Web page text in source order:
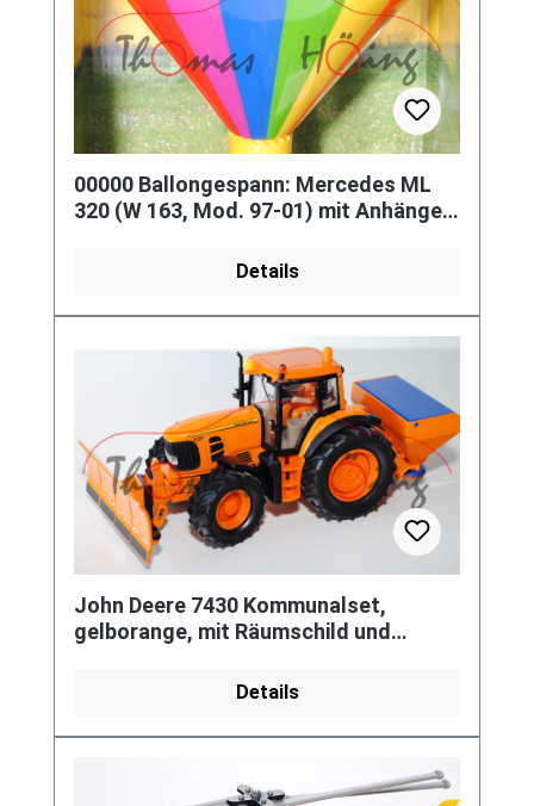
00000 Ballongespann: Mercedes ML
320 (W 163, Mod. 97-01) mit Anhänger
Details
John Deere 7430 Kommunalset,
gelborange, mit Räumschild und
Details